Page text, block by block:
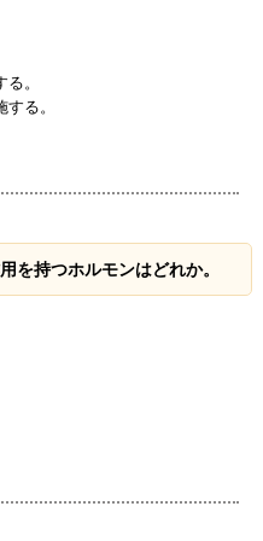
。
る。
を持つホルモンはどれか。